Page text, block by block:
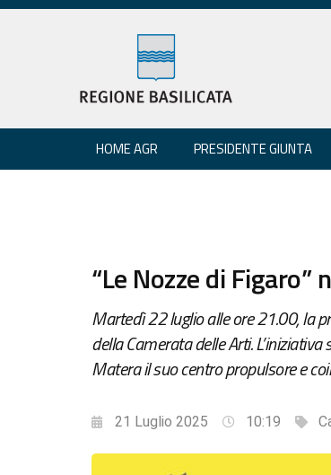
HOME AGR PRESIDENTE GIUNTA
“Le Nozze di Figaro”
Martedì 22 luglio alle ore 21.00, la
della Camerata delle Arti.
Matera il suo centro propulsore e
21 Luglio 2025 10:19